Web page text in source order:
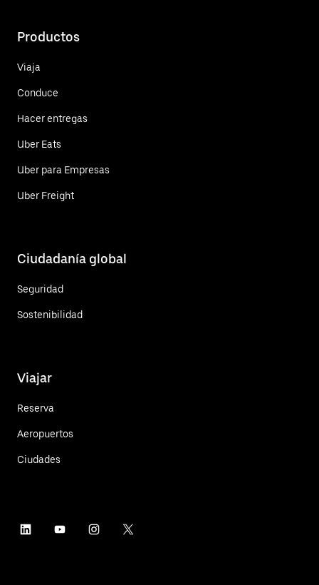
Productos
Viaja
Conduce
Hacer entregas
Uber Eats
Uber para Empresas
Uber Freight
Ciudadanía global
Seguridad
Sostenibilidad
Viajar
Reserva
Aeropuertos
Ciudades